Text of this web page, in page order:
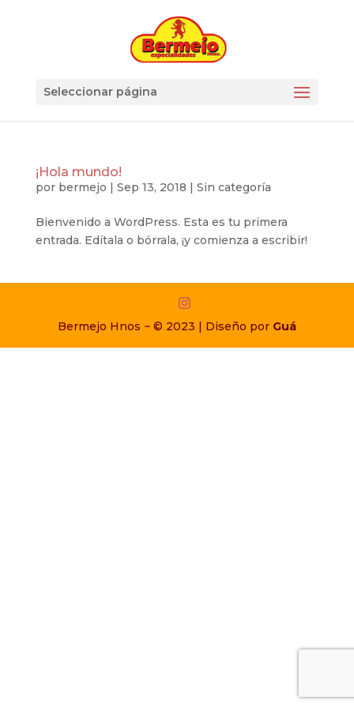
Seleccionar página
¡Hola mundo!
por bermejo | Sep 13, 2018 | Sin categoría
Bienvenido a WordPress. Esta es tu primera
entrada. Edítala o bórrala, ¡y comienza a escribir!
Bermejo Hnos ~ © 2023 | Diseño por Guá